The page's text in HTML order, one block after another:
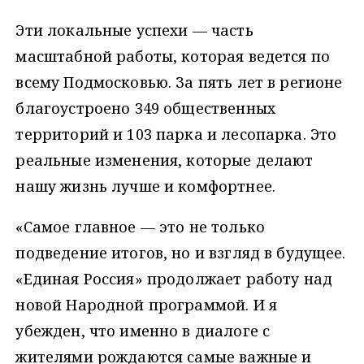
Эти локальные успехи — часть
масштабной работы, которая ведется по
всему Подмосковью. За пять лет в регионе
благоустроено 349 общественных
территорий и 103 парка и лесопарка. Это
реальные изменения, которые делают
нашу жизнь лучше и комфортнее.
«Самое главное — это не только
подведение итогов, но и взгляд в будущее.
«Единая Россия» продолжает работу над
новой Народной программой. И я
убежден, что именно в диалоге с
жителями рождаются самые важные и